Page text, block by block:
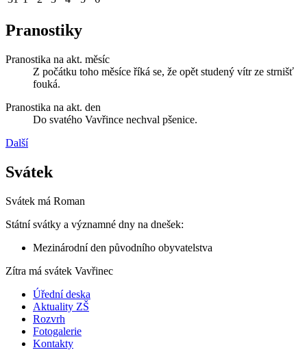
Pranostiky
Pranostika na akt. měsíc
Z počátku toho měsíce říká se, že opět studený vítr ze strnišť
fouká.
Pranostika na akt. den
Do svatého Vavřince nechval pšenice.
Další
Svátek
Svátek má Roman
Státní svátky a významné dny na dnešek:
Mezinárodní den původního obyvatelstva
Zítra má svátek Vavřinec
Úřední deska
Aktuality ZŠ
Rozvrh
Fotogalerie
Kontakty